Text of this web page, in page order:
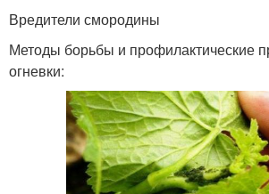
Вредители смородины
Методы борьбы и профилактические
огневки: